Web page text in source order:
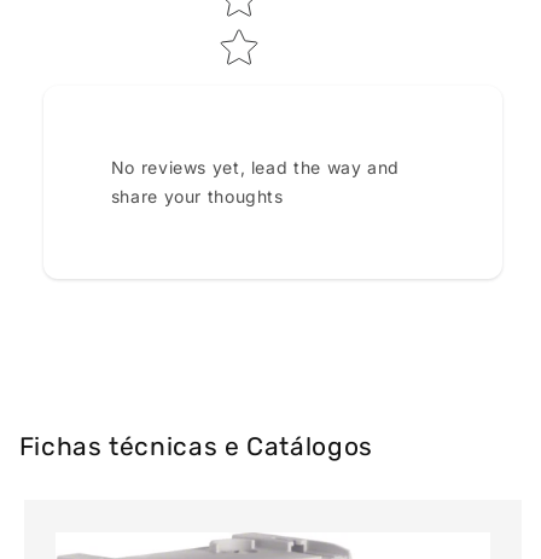
No reviews yet, lead the way and
share your thoughts
Fichas técnicas e Catálogos